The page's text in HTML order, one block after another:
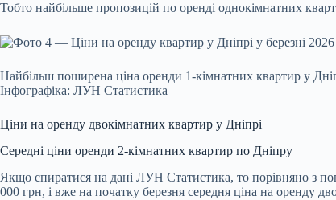
Тобто найбільше пропозицій по оренді однокімнатних
Найбільш поширена ціна оренди 1-кімнатних квартир у
Інфографіка: ЛУН Статистика
Ціни на оренду двокімнатних квартир у Дніпрі
Середні ціни оренди 2-кімнатних квартир по Дніпру
Якщо спиратися на дані ЛУН Статистика, то порівняно з
000 грн, і вже на початку березня середня ціна на оренду